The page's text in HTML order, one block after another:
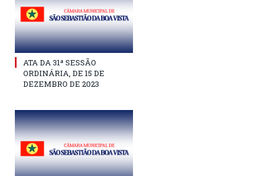
ATA DA 31ª SESSÃO
ORDINÁRIA, DE 15 DE
DEZEMBRO DE 2023